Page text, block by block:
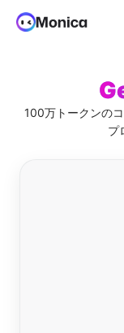
100万トークンの
プ